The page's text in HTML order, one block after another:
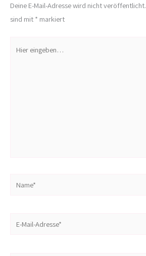
Deine E-Mail-Adresse wird nicht veröffentlicht.
sind mit * markiert
eingeben…